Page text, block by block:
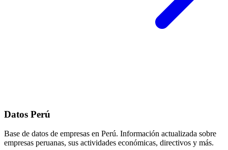
Datos Perú
Base de datos de empresas en Perú. Información actualizada sobre
empresas peruanas, sus actividades económicas, directivos y más.